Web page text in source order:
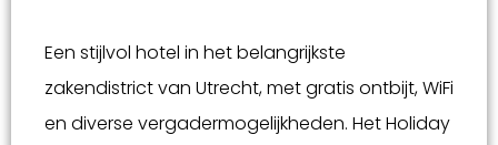
Een stijlvol hotel in het belangrijkste
zakendistrict van Utrecht, met gratis ontbijt, WiFi
en diverse vergadermogelijkheden. Het Holiday